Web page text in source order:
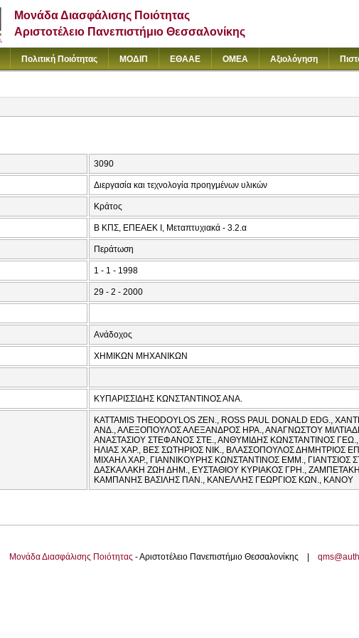
Μονάδα Διασφάλισης Ποιότητας
Αριστοτέλειο Πανεπιστήμιο Θεσσαλονίκης
Πολιτική Ποιότητας ΜΟΔΙΠ ΕΘΑΑΕ ΟΜΕΑ Αξιολόγηση
3090
Διεργασία και τεχνολογία προηγμένων υλικών
Κράτος
Β ΚΠΣ, ΕΠΕΑΕΚ Ι, Μεταπτυχιακά - 3.2.α
Περάτωση
1 - 1 - 1998
29 - 2 - 2000
Ανάδοχος
ΧΗΜΙΚΩΝ ΜΗΧΑΝΙΚΩΝ
ΚΥΠΑΡΙΣΣΙΔΗΣ ΚΩΝΣΤΑΝΤΙΝΟΣ ΑΝΑ.
KATTAMIS THEODOYLOS ZEN., ROSS PAUL DONALD EDG.,
ΑΝΔ., ΑΛΕΞΟΠΟΥΛΟΣ ΑΛΕΞΑΝΔΡΟΣ ΗΡΑ., ΑΝΑΓΝΩΣΤΟΥ
ΑΝΑΣΤΑΣΙΟΥ ΣΤΕΦΑΝΟΣ ΣΤΕ., ΑΝΘΥΜΙΔΗΣ ΚΩΝΣΤΑΝΤΙΝΟΣ
ΗΛΙΑΣ ΧΑΡ., ΒΕΣ ΣΩΤΗΡΙΟΣ ΝΙΚ., ΒΛΑΣΣΟΠΟΥΛΟΣ ΔΗΜΗΤΡΙΟΣ
ΜΙΧΑΗΛ ΧΑΡ., ΓΙΑΝΝΙΚΟΥΡΗΣ ΚΩΝΣΤΑΝΤΙΝΟΣ ΕΜΜ.,
ΔΑΣΚΑΛΑΚΗ ΖΩΗ ΔΗΜ., ΕΥΣΤΑΘΙΟΥ ΚΥΡΙΑΚΟΣ ΓΡΗ.,
ΚΑΜΠΑΝΗΣ ΒΑΣΙΛΗΣ ΠΑΝ., ΚΑΝΕΛΛΗΣ ΓΕΩΡΓΙΟΣ ΚΩΝ., ΚΑΝΟΥ
Μονάδα Διασφάλισης Ποιότητας - Αριστοτέλειο Πανεπιστήμιο Θεσσαλονίκης |